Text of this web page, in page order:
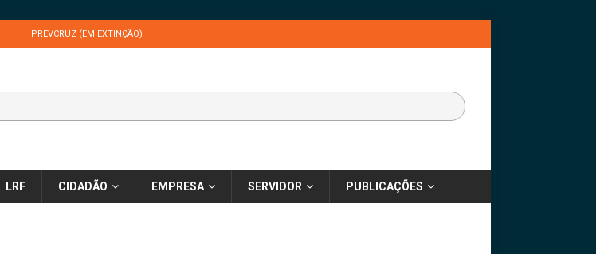
PREVCRUZ (EM EXTINÇÃO)
LRF CIDADÃO EMPRESA SERVIDOR PUBLICAÇÕES